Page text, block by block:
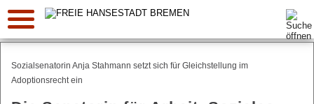
Suche:
Sozialsenatorin Anja Stahmann setzt sich für Gleichstellung im
Adoptionsrecht ein